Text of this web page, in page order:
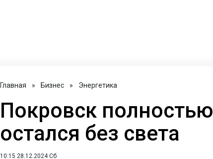
Главная » Бизнес » Энергетика
Покровск полностью
остался без света
10:15 28.12.2024 Сб